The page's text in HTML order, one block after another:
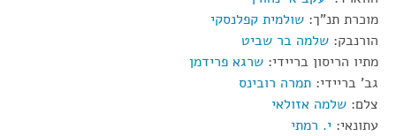
מוכרת תנ"ך: שולמית קפלנסקי
הורנבק: שלמה בר שביט
מתיו הריסון בריידי: שרגא פרידמן
גב' בריידי: תמרה רובינס
צלם: שלמה אזולאי
עתונאי: י. רמתי